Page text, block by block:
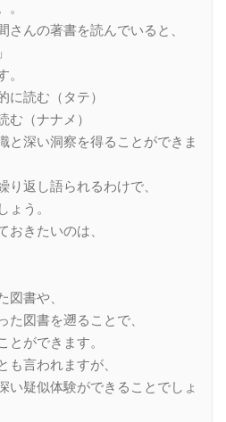
んの著書を読んでいると、
に読む（タテ）
む（ナナメ）
と深い洞察を得ることができま
り返し語られるわけで、
ょう。
おきたいのは、
図書や、
図書を遡ることで、
とができます。
も言われますが、
い疑似体験ができることでしょ